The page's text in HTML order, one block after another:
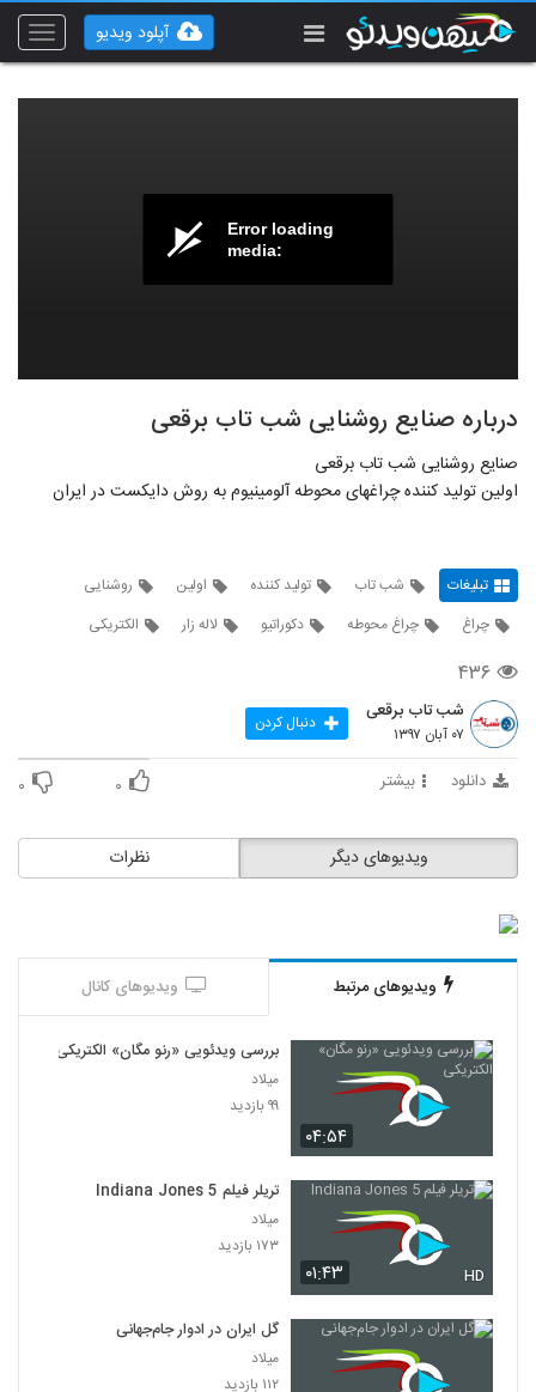
Toggle
آپلود ویدیو
Error loading
media:
درباره صنایع روشنایی شب تاب برقعی
صنایع روشنایی شب تاب برقعی
اولین تولید کننده چراغهای محوطه آلومینیوم به روش دایکست در ایران
تبلیغات شب تاب تولید کننده اولین
روشنایی
چراغ
چراغ محوطه دکوراتیو لاله زار الکتریکی
۴۳۶
شب تاب برقعی
۰۷ آبان ۱۳۹۷ دنبال کردن
دانلود بیشتر ۰ ۰
نظرات ویدیوهای دیگر
ویدیوهای مرتبط ویدیوهای کانال
۰۴:۵۴
بررسی ویدئویی «رنو مگان» الکتریکی
میلاد
۹۹ بازدید
۰۱:۴۳ HD
تریلر فیلم Indiana Jones 5
میلاد
۱۷۳ بازدید
گل ایران در ادوار جام‌جهانی
میلاد
۱۱۲ بازدید